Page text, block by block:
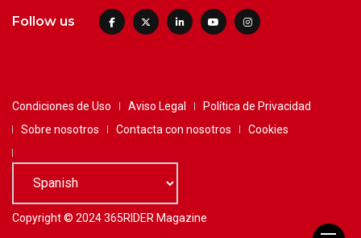
Follow us
Condiciones de Uso Aviso Legal
Política de Privacidad
Sobre nosotros
Contacta con nosotros Cookies
Copyright © 2024 365RIDER Magazine